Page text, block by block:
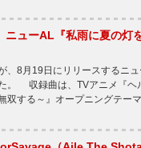
ニューAL『私雨に夏の灯
、8月19日にリリースするニ
。 収録曲は、TVアニメ『ヘ
双する～』オープニングテー